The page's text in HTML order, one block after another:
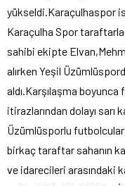
yükseldi.Karaçulhaspor
Karaçulha Spor
sahibi ekipte
alırken Yeşil
aldı.Karşılaşma
itirazlarından dolayı sarı
Üzümlüsporlu
birkaç taraftar sahanın
ve idarecileri arasındaki